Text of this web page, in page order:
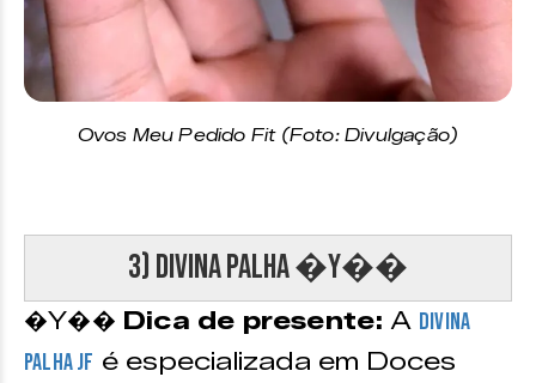
Ovos Meu Pedido Fit (Foto: Divulgação)
3) Divina Palha �Y��
�Y�� Dica de presente:A Divina
Palha JF é especializada em Doces